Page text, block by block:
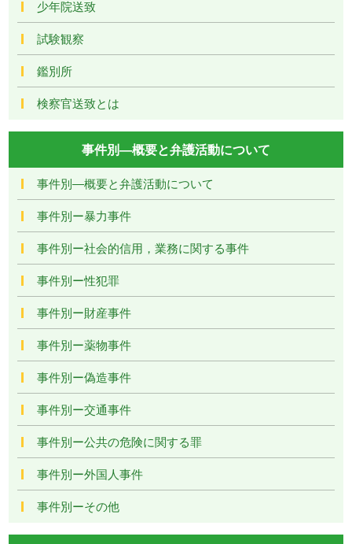
少年院送致
試験観察
鑑別所
検察官送致とは
事件別―概要と弁護活動について
事件別―概要と弁護活動について
事件別ー暴力事件
事件別ー社会的信用，業務に関する事件
事件別ー性犯罪
事件別ー財産事件
事件別ー薬物事件
事件別ー偽造事件
事件別ー交通事件
事件別ー公共の危険に関する罪
事件別ー外国人事件
事件別ーその他